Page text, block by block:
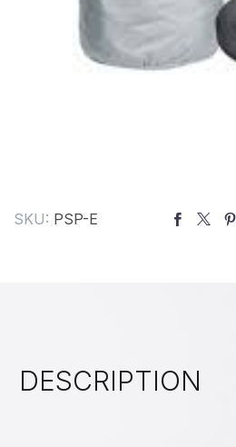
SKU: PSP-E
DESCRIPTION